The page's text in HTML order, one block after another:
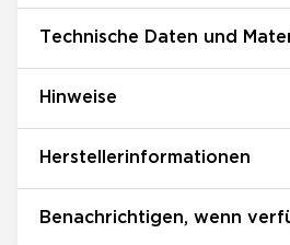
Technische Daten und
Hinweise
Herstellerinformationen
Benachrichtigen, wenn